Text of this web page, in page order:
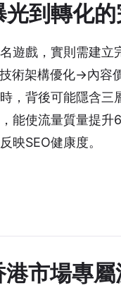
到轉化
遊戲，實則需建
術架構優化→內容
，背後可能隱含
能使流量質量提
映SEO健康度。
市場專